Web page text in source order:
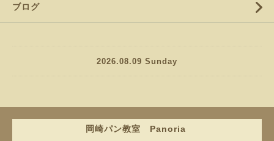
ブログ
2026.08.09 Sunday
岡崎パン教室 Panoria